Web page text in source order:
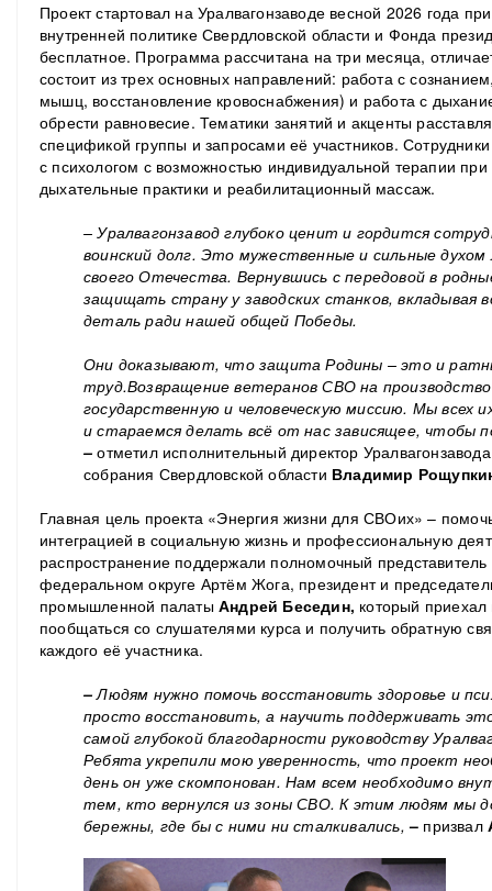
Проект стартовал на Уралвагонзаводе весной 2026 года
внутренней политике Свердловской области и Фонда
бесплатное. Программа рассчитана на три месяца,
состоит из трех основных направлений: работа с
мышц, восстановление кровоснабжения) и работа с
обрести равновесие. Тематики занятий и акценты
спецификой группы и запросами её участников.
с психологом с возможностью индивидуальной терапии
дыхательные практики и реабилитационный массаж.
–Уралвагонзавод глубоко ценит и гордится
воинский долг. Это мужественные и сильные
своего Отечества. Вернувшись с передовой в
защищать страну у заводских станков, вкладывая
деталь ради нашей общей Победы.
Они доказывают, что защита Родины – это и
труд.Возвращение ветеранов СВО на
государственную и человеческую миссию. Мы всех
и стараемся делать всё от нас зависящее, чтобы
– отметил исполнительный директор
собрания Свердловской области Владимир
Главная цель проекта «Энергия жизни для СВОих» –
интеграцией в социальную жизнь и профессиональную
распространение поддержали полномочный
федеральном округе Артём Жога, президент и
промышленной палаты Андрей Беседин, который
пообщаться со слушателями курса и получить обратную
каждого её участника.
–Людям нужно помочь восстановить здоровье и
просто восстановить, а научить поддерживать
самой глубокой благодарности руководству
Ребята укрепили мою уверенность, что проект
день он уже скомпонован. Нам всем необходимо
тем, кто вернулся из зоны СВО. К этим людям мы
бережны, где бы с ними ни сталкивались, – призвал